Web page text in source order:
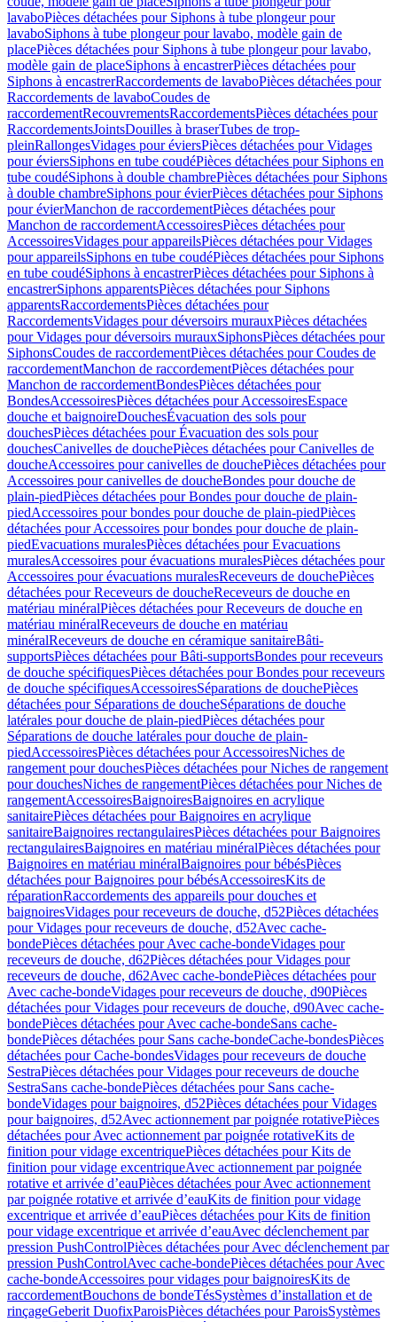
lavaboPièces détachées pour Siphons à tube plongeur pour
lavaboSiphons à tube plongeur pour lavabo, modèle gain de
placePièces détachées pour Siphons à tube plongeur pour lavabo,
modèle gain de placeSiphons à encastrerPièces détachées pour
Siphons à encastrerRaccordements de lavaboPièces détachées pour
Raccordements de lavaboCoudes de
raccordementRecouvrementsRaccordementsPièces détachées pour
RaccordementsJointsDouilles à braserTubes de trop-
pleinRallongesVidages pour éviersPièces détachées pour Vidages
pour éviersSiphons en tube coudéPièces détachées pour Siphons en
tube coudéSiphons à double chambrePièces détachées pour Siphons
à double chambreSiphons pour évierPièces détachées pour Siphons
pour évierManchon de raccordementPièces détachées pour
Manchon de raccordementAccessoiresPièces détachées pour
AccessoiresVidages pour appareilsPièces détachées pour Vidages
pour appareilsSiphons en tube coudéPièces détachées pour Siphons
en tube coudéSiphons à encastrerPièces détachées pour Siphons à
encastrerSiphons apparentsPièces détachées pour Siphons
apparentsRaccordementsPièces détachées pour
RaccordementsVidages pour déversoirs murauxPièces détachées
pour Vidages pour déversoirs murauxSiphonsPièces détachées pour
SiphonsCoudes de raccordementPièces détachées pour Coudes de
raccordementManchon de raccordementPièces détachées pour
Manchon de raccordementBondesPièces détachées pour
BondesAccessoiresPièces détachées pour AccessoiresEspace
douche et baignoireDouchesÉvacuation des sols pour
douchesPièces détachées pour Évacuation des sols pour
douchesCanivelles de douchePièces détachées pour Canivelles de
doucheAccessoires pour canivelles de douchePièces détachées pour
Accessoires pour canivelles de doucheBondes pour douche de
plain-piedPièces détachées pour Bondes pour douche de plain-
piedAccessoires pour bondes pour douche de plain-piedPièces
détachées pour Accessoires pour bondes pour douche de plain-
piedEvacuations muralesPièces détachées pour Evacuations
muralesAccessoires pour évacuations muralesPièces détachées pour
Accessoires pour évacuations muralesReceveurs de douchePièces
détachées pour Receveurs de doucheReceveurs de douche en
matériau minéralPièces détachées pour Receveurs de douche en
matériau minéralReceveurs de douche en matériau
minéralReceveurs de douche en céramique sanitaireBâti-
supportsPièces détachées pour Bâti-supportsBondes pour receveurs
de douche spécifiquesPièces détachées pour Bondes pour receveurs
de douche spécifiquesAccessoiresSéparations de douchePièces
détachées pour Séparations de doucheSéparations de douche
latérales pour douche de plain-piedPièces détachées pour
Séparations de douche latérales pour douche de plain-
piedAccessoiresPièces détachées pour AccessoiresNiches de
rangement pour douchesPièces détachées pour Niches de rangement
pour douchesNiches de rangementPièces détachées pour Niches de
rangementAccessoiresBaignoiresBaignoires en acrylique
sanitairePièces détachées pour Baignoires en acrylique
sanitaireBaignoires rectangulairesPièces détachées pour Baignoires
rectangulairesBaignoires en matériau minéralPièces détachées pour
Baignoires en matériau minéralBaignoires pour bébésPièces
détachées pour Baignoires pour bébésAccessoiresKits de
réparationRaccordements des appareils pour douches et
baignoiresVidages pour receveurs de douche, d52Pièces détachées
pour Vidages pour receveurs de douche, d52Avec cache-
bondePièces détachées pour Avec cache-bondeVidages pour
receveurs de douche, d62Pièces détachées pour Vidages pour
receveurs de douche, d62Avec cache-bondePièces détachées pour
Avec cache-bondeVidages pour receveurs de douche, d90Pièces
détachées pour Vidages pour receveurs de douche, d90Avec cache-
bondePièces détachées pour Avec cache-bondeSans cache-
bondePièces détachées pour Sans cache-bondeCache-bondesPièces
détachées pour Cache-bondesVidages pour receveurs de douche
SestraPièces détachées pour Vidages pour receveurs de douche
SestraSans cache-bondePièces détachées pour Sans cache-
bondeVidages pour baignoires, d52Pièces détachées pour Vidages
pour baignoires, d52Avec actionnement par poignée rotativePièces
détachées pour Avec actionnement par poignée rotativeKits de
finition pour vidage excentriquePièces détachées pour Kits de
finition pour vidage excentriqueAvec actionnement par poignée
rotative et arrivée d’eauPièces détachées pour Avec actionnement
par poignée rotative et arrivée d’eauKits de finition pour vidage
excentrique et arrivée d’eauPièces détachées pour Kits de finition
pour vidage excentrique et arrivée d’eauAvec déclenchement par
pression PushControlPièces détachées pour Avec déclenchement par
pression PushControlAvec cache-bondePièces détachées pour Avec
cache-bondeAccessoires pour vidages pour baignoiresKits de
raccordementBouchons de bondeTésSystèmes d’installation et de
rinçageGeberit DuofixParoisPièces détachées pour ParoisSystèmes